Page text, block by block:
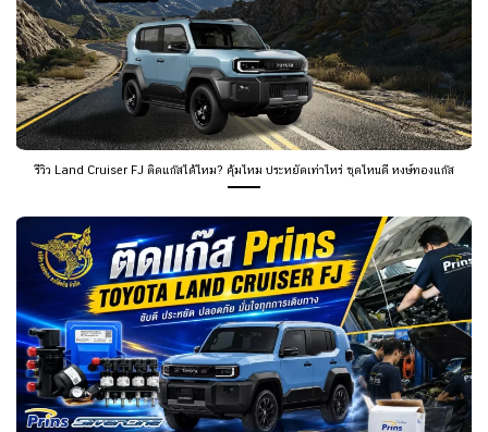
รีวิว Land Cruiser FJ ติดแก๊สได้ไหม? คุ้มไหม ประหยัดเท่าไหร่ ชุดไหนดี หงษ์ทองแก๊ส